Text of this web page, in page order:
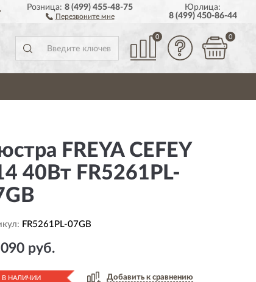
ДОСТАВИМ ПО ВСЕЙ РОССИИ
Розница:8 (499) 455-48-75
Перезвоните мне
Юрлица:
8 (499) 450-86-44
0 0
FREYA CEFEY
40Вт FR5261PL-
FR5261PL-07GB
руб.
В НАЛИЧИИ Добавить к сравнению